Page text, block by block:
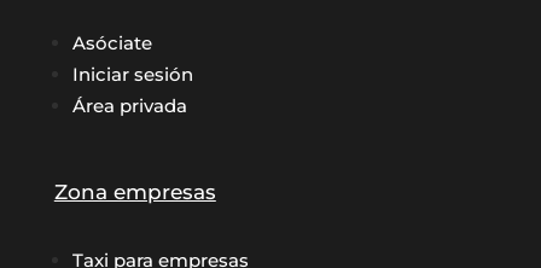
Asóciate
Iniciar sesión
Área privada
Zona empresas
Taxi para empresas